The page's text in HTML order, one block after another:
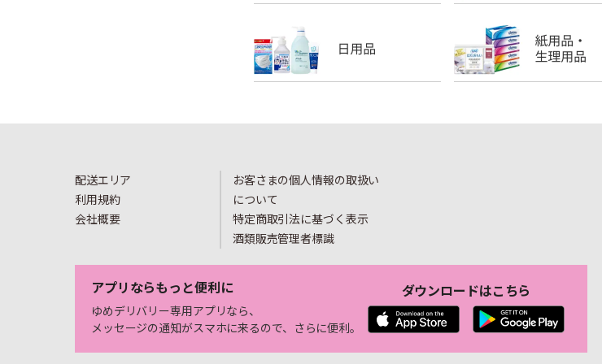
配送エリア
利用規約
会社概要
お客さまの個人情報の取扱い
について
特定商取引法に基づく表示
酒類販売管理者標識
アプリならもっと便利に
ゆめデリバリー専用アプリなら、
メッセージの通知がスマホに来るので、さらに便利。
ダウンロードはこちら